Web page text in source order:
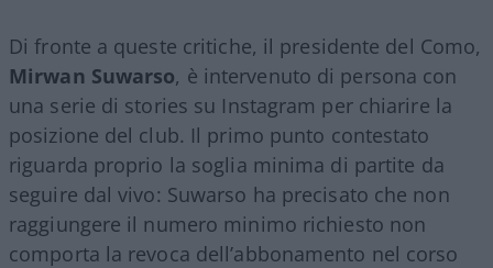
Di fronte a queste critiche, il presidente del Como,
Mirwan Suwarso, è intervenuto di persona con
una serie di stories su Instagram per chiarire la
posizione del club. Il primo punto contestato
riguarda proprio la soglia minima di partite da
seguire dal vivo: Suwarso ha precisato che non
raggiungere il numero minimo richiesto non
comporta la revoca dell’abbonamento nel corso